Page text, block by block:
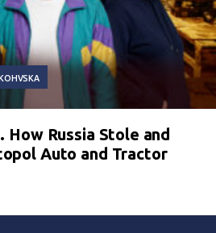
How Russia Stole and
Auto and Tractor